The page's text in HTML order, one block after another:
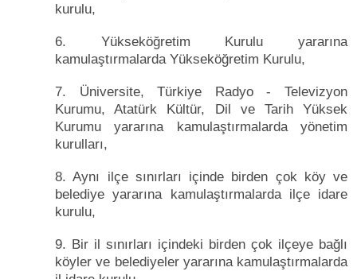
kurulu,
6. Yükseköğretim Kurulu yararına
kamulaştırmalarda Yükseköğretim Kurulu,
7. Üniversite, Türkiye Radyo - Televizyon
Kurumu, Atatürk Kültür, Dil ve Tarih Yüksek
Kurumu yararına kamulaştırmalarda yönetim
kurulları,
8. Aynı ilçe sınırları içinde birden çok köy ve
belediye yararına kamulaştırmalarda ilçe idare
kurulu,
9. Bir il sınırları içindeki birden çok ilçeye bağlı
köyler ve belediyeler yararına kamulaştırmalarda